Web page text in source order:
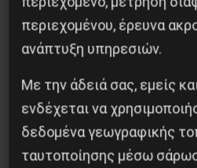
περιεχομένου, έρευνα
ανάπτυξη υπηρεσιών.
Με την άδειά σας, εμείς
ενδέχεται να
δεδομένα γεωγραφικής
ταυτοποίησης μέσω